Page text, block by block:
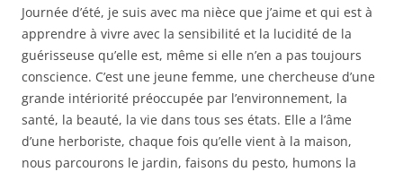
Journée d’été, je suis avec ma nièce que j’aime et qui est à
apprendre à vivre avec la sensibilité et la lucidité de la
guérisseuse qu’elle est, même si elle n’en a pas toujours
conscience. C’est une jeune femme, une chercheuse d’une
grande intériorité préoccupée par l’environnement, la
santé, la beauté, la vie dans tous ses états. Elle a l’âme
d’une herboriste, chaque fois qu’elle vient à la maison,
nous parcourons le jardin, faisons du pesto, humons la